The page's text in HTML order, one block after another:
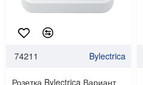
74211 Bylectrica
Розетка Bylectrica Вариант